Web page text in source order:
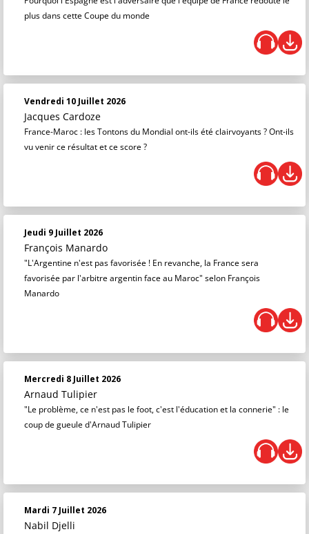
plus dans cette Coupe du monde
Vendredi 10 Juillet 2026
Jacques Cardoze
France-Maroc : les Tontons du Mondial ont-ils été clairvoyants ? Ont-ils
vu venir ce résultat et ce score ?
Jeudi 9 Juillet 2026
François Manardo
"L'Argentine n'est pas favorisée ! En revanche, la France sera
favorisée par l'arbitre argentin face au Maroc" selon François
Manardo
Mercredi 8 Juillet 2026
Arnaud Tulipier
"Le problème, ce n'est pas le foot, c'est l'éducation et la connerie" : le
coup de gueule d'Arnaud Tulipier
Mardi 7 Juillet 2026
Nabil Djelli